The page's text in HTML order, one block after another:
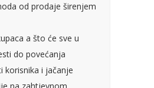
od prodaje širenjem
a što će sve u
do povećanja
korisnika i jačanje